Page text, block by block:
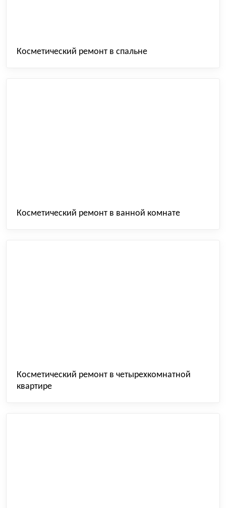
Косметический ремонт в спальне
Косметический ремонт в ванной комнате
Косметический ремонт в четырехкомнатной
квартире